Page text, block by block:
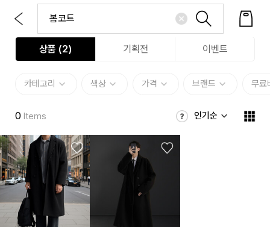
상품 (2) 기획전 이벤트
카테고리 색상 가격 브랜드 무료
0 Items 인기순